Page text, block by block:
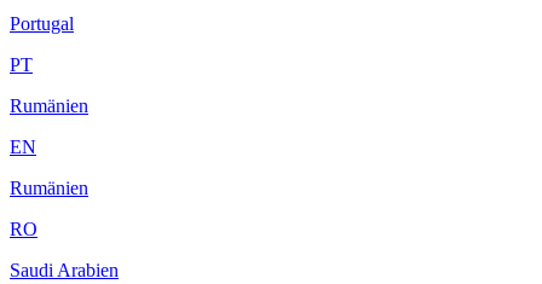
Portugal
PT
Rumänien
EN
Rumänien
RO
Saudi Arabien